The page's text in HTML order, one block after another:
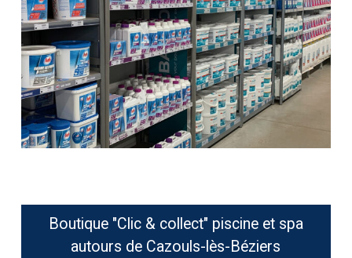
Boutique "Clic & collect" piscine et spa
autours de Cazouls-lès-Béziers